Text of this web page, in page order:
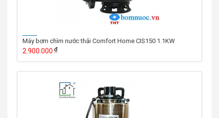
Máy bơm chìm nước thải Comfort Home CIS150 1.1KW
2.900.000